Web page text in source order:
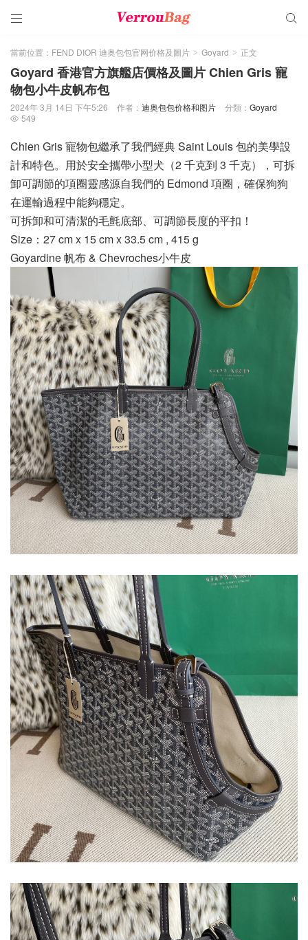
 
當前位置： FEND DIOR 迪奥包包官网价格及圖片 > Goyard > 正文
Goyard 香港官方旗艦店價格及圖片 Chien Gris 寵
物包小牛皮帆布包
2024年 3月 14日 下午5:26 作者： 迪奥包包价格和图片 分類： Goyard
 549
Chien Gris 寵物包繼承了我們經典 Saint Louis 包的美學設
計和特色。用於安全攜帶小型犬（2 千克到 3 千克），可拆
卸可調節的項圈靈感源自我們的 Edmond 項圈，確保狗狗
在運輸過程中能夠穩定。
可拆卸和可清潔的毛氈底部、可調節長度的平扣！
Size：27 cm x 15 cm x 33.5 cm , 415 g
Goyardine 帆布 & Chevroches小牛皮